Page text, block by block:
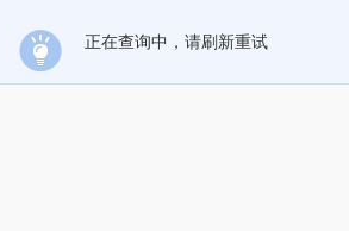
正在查询中，请刷新重试